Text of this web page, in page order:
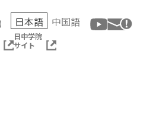
日本語
中国語
日中学院
サイト